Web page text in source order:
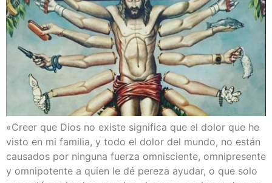
«Creer que Dios no exis­te sig­ni­fi­ca que el dolor que he
vis­to en mi fami­lia, y todo el dolor del mun­do, no están
cau­sa­dos por nin­gu­na fuer­za omnis­cien­te, omni­pre­sen­te
y omni­po­ten­te a quien le dé pere­za ayu­dar, o que solo